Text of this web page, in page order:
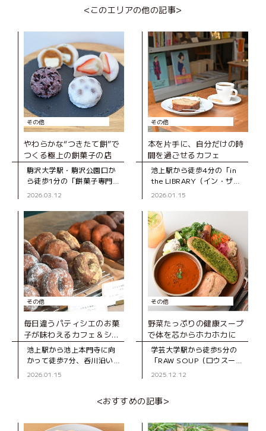
<このエリアの他の記事>
その他
やわらかな“つきたて餅”で
つくる極上の餅菓子の店
駒沢大学駅・駒沢公園口か
ら徒歩1分の「餅菓子専門
KIKYOYA ORII（キキョウ
オープンした和菓子店で
す。 この店を手がける
2026.03.12
その他
本を片手に、自分だけの時
間を過ごせるカフェ
池上駅から徒歩4分の「in
the LIBRARY（イン・ザ・
ライブラリー）」は、2024
ートな図書室”のようなブッ
クカフェ。店内に並
2026.01.15
その他
毎日違うパティシエのお菓
子が味わえるカフェ＆ショ
ップ
池上駅から池上本門寺に向
かって徒歩7分、呑川沿いに
たたずむ一軒家の「ノミガ
をコンセプトに、日によっ
2026.01.15
その他
野菜たっぷりの健康スープ
で体を芯からホカホカに
学芸大学駅から徒歩5分の
「RAW SOUP（ロウスー
プ）学芸大学」。 “心身の
にオープンしたスープカフ
2025.12.12
<おすすめの記事>